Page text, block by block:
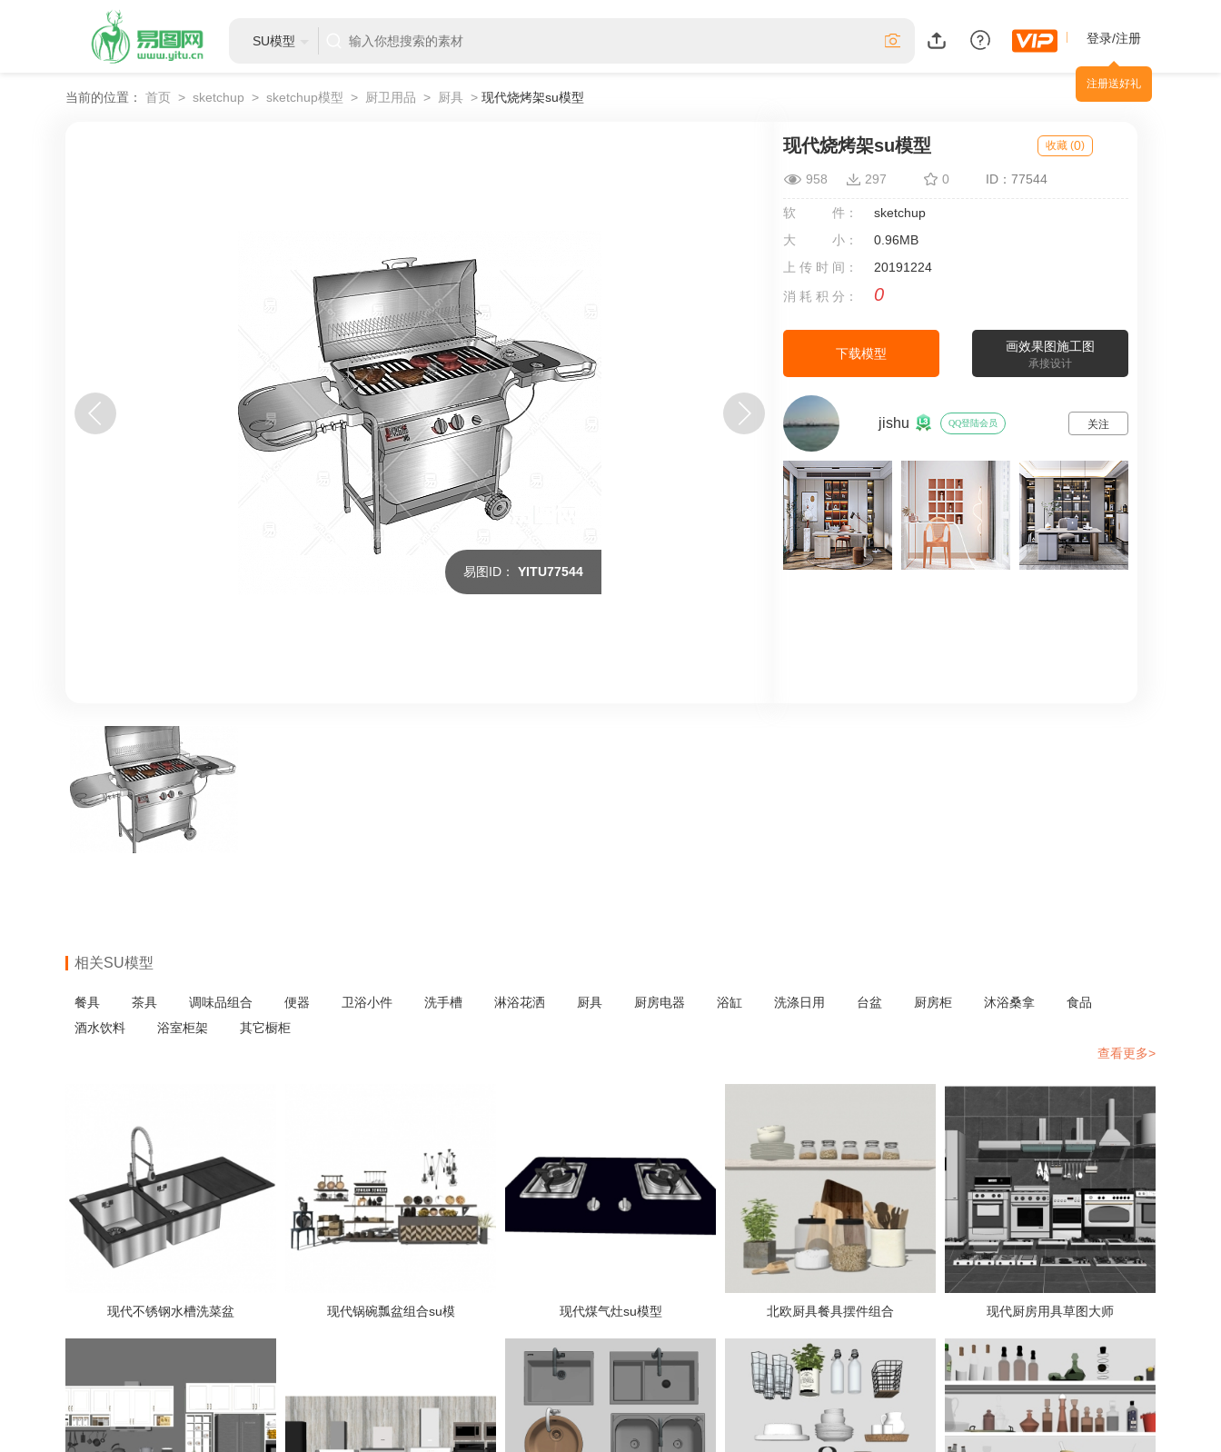
SU模型 登录/注册
注册送好礼
当前的位置： 首页 > sketchup > sketchup模型 > 厨卫用品 > 厨具 > 现代烧烤架su模型
易图ID： YITU77544
现代烧烤架su模型 收藏 (0)
958 297 0 ID：77544
软 件：
sketchup
大 小：
0.96MB
上 传 时 间：
20191224
消 耗 积 分：
0
下载模型 画效果图施工图
承接设计
jishu QQ登陆会员 关注
相关SU模型
餐具 茶具 调味品组合 便器 卫浴小件 洗手槽 淋浴花洒 厨具 厨房电器 浴缸 洗涤日用 台盆 厨房柜 沐浴桑拿
食品
酒水饮料
浴室柜架
其它橱柜
查看更多>
现代不锈钢水槽洗菜盆 现代锅碗瓢盆组合su模 现代煤气灶su模型 北欧厨具餐具摆件组合 现代厨房用具草图大师